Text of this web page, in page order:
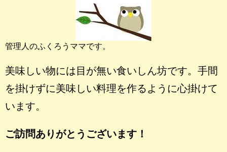
管理人のふくろうママです。
美味しい物には目が無い食いしん坊です。手間
を掛けずに美味しい料理を作るように心掛けて
います。
ご訪問ありがとうございます！